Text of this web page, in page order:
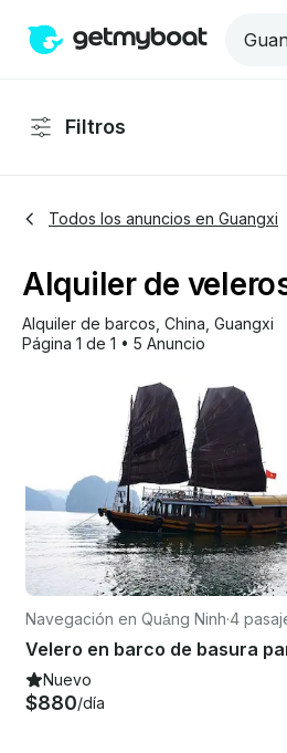
Filtros
Todos los anuncios en Guangxi
Alquiler de
Alquiler de barcos China Guangxi
Página 1 de 1 • 5 Anuncio
Navegación en Quảng Ninh·4
Nuevo
$880/día